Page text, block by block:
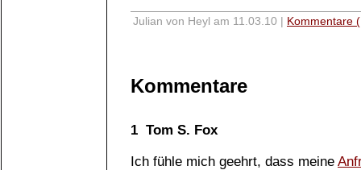
Julian von Heyl am 11.03.10 | Kommentare
Kommentare
1 Tom S. Fox
Ich fühle mich geehrt, dass meine